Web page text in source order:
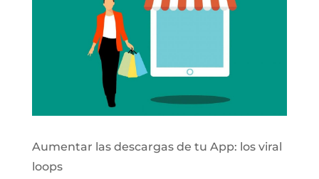
Aumentar las descargas de tu App: los viral
loops